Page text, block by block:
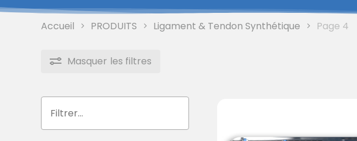
Accueil PRODUITS Ligament & Tendon Synthétique Page 4
Masquer les filtres